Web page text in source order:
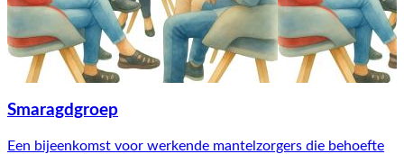
Smaragdgroep
Een bijeenkomst voor werkende mantelzorgers die behoefte